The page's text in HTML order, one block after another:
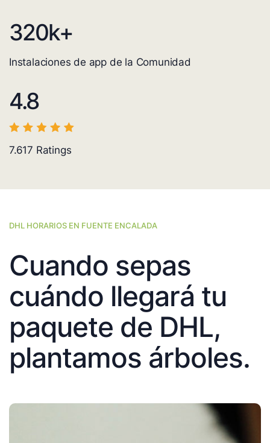
320k+
Instalaciones de app de la Comunidad
4.8
7.617 Ratings
DHL HORARIOS EN FUENTE ENCALADA
Cuando sepas
cuándo llegará tu
paquete de DHL,
plantamos árboles.